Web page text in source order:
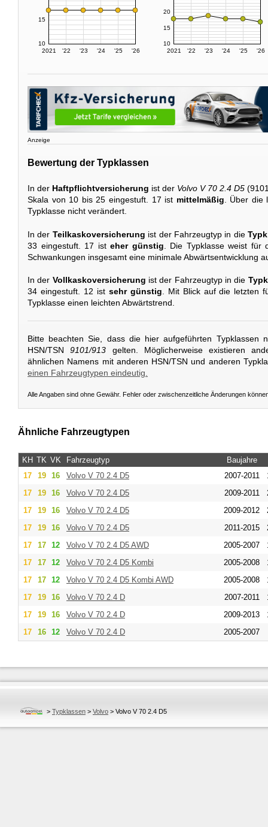
2021 '22 '23 '24 '25 '26
10
15
2021 '22 '23 '24 '25 '26
10
15
20
Anzeige
Bewertung der Typklassen
In der Haftpflichtversicherung ist der Volvo V 70 2.4 D5
Skala von 10 bis 25 eingestuft. 17 ist mittelmäßig . Über
Typklasse nicht verändert.
In der Teilkaskoversicherung ist der Fahrzeugtyp in die
33 eingestuft. 17 isteher günstig . Die Typklasse weist
Schwankungen insgesamt eine minimale Abwärtsentwicklung
In der Vollkaskoversicherung ist der Fahrzeugtyp in die
34 eingestuft. 12 ist sehr günstig. Mit Blick auf die letzten
Typklasse einen leichten Abwärtstrend.
Bitte beachten Sie, dass die hier aufgeführten Typklassen
HSN/TSN9101/913 gelten. Möglicherweise existieren
ähnlichen Namens mit anderen HSN/TSN und anderen
einen Fahrzeugtypen eindeutig.
Alle Angaben sind ohne Gewähr. Fehler oder zwischenzeitliche Änderungen
Ähnliche Fahrzeugtypen
KH TK VK Fahrzeugtyp
Baujahre
17
19 16 Volvo V 70 2.4 D5 2007-2011
17
19 16 Volvo V 70 2.4 D5 2009-2011
17
19 16 Volvo V 70 2.4 D5 2009-2012
17
19 16 Volvo V 70 2.4 D5 2011-2015
17
17 12 Volvo V 70 2.4 D5 AWD 2005-2007
17
17 12 Volvo V 70 2.4 D5 Kombi 2005-2008
17
17 12 Volvo V 70 2.4 D5 Kombi AWD 2005-2008
17
19 16 Volvo V 70 2.4 D 2007-2011
17
19 16 Volvo V 70 2.4 D 2009-2013
17
16 12 Volvo V 70 2.4 D 2005-2007
> Typklassen > Volvo > Volvo V 70 2.4 D5